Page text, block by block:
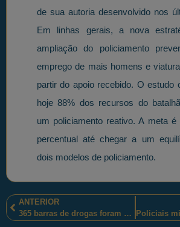
de sua autoria desenvolvido nos
Em linhas gerais, a nova
ampliação do policiamento
emprego de mais homens e
partir do apoio recebido. O estudo
hoje 88% dos recursos do
um policiamento reativo. A meta
percentual até chegar a um
dois modelos de policiamento.
ANTERIOR
365 barras de drogas foram apreendidas por policiais militares mineiros, em Sete Lagoas-MG